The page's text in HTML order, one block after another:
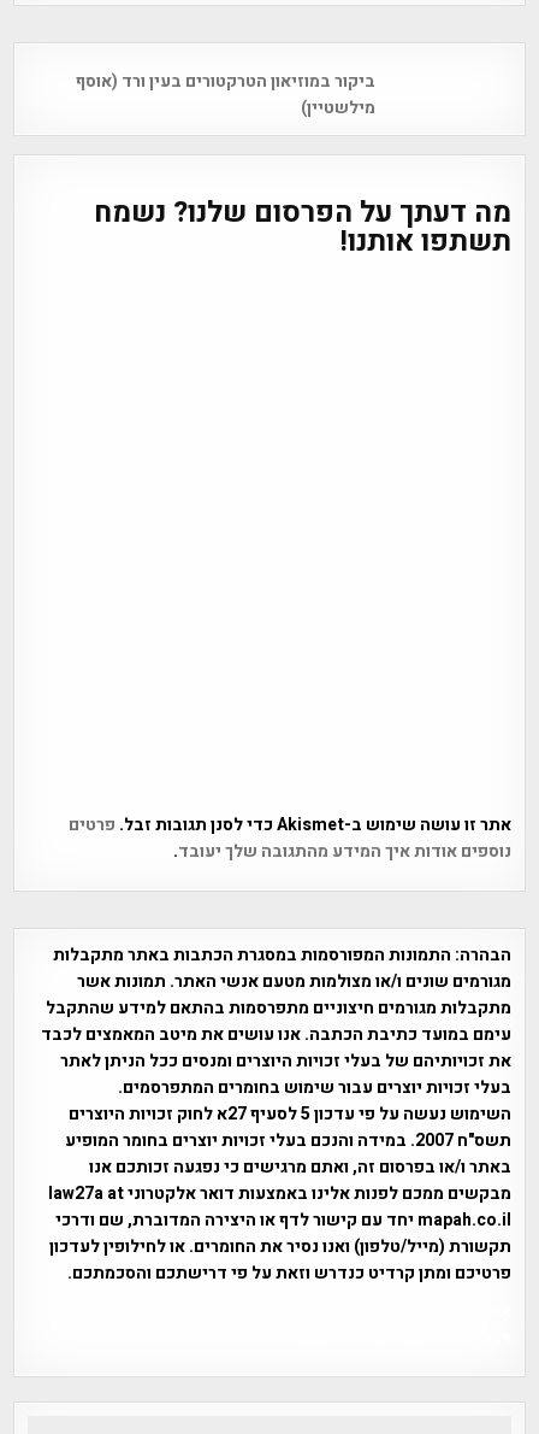
navigationביקור במוזיאון הטרקטורים בעין ורד (אוסף
מילשטיין)
מה דעתך על הפרסום שלנו? נשמח
תשתפו אותנו!
אתר זו עושה שימוש ב-Akismet כדי לסנן תגובות זבל.
פרטים
נוספים אודות איך המידע מהתגובה שלך יעובד.
הבהרה: התמונות המפורסמות במסגרת הכתבות באתר מתקבלות
מגורמים שונים ו/או מצולמות מטעם אנשי האתר. תמונות אשר
מתקבלות מגורמים חיצוניים מתפרסמות בהתאם למידע שהתקבל
עימם במועד כתיבת הכתבה. אנו עושים את מיטב המאמצים לכבד
את זכויותיהם של בעלי זכויות היוצרים ומנסים ככל הניתן לאתר
בעלי זכויות יוצרים עבור שימוש בחומרים המתפרסמים.
השימוש נעשה על פי עדכון 5 לסעיף 27א לחוק זכויות היוצרים
תשס"ח 2007. במידה והנכם בעלי זכויות יוצרים בחומר המופיע
באתר ו/או בפרסום זה, ואתם מרגישים כי נפגעה זכותכם אנו
מבקשים ממכם לפנות אלינו באמצעות דואר אלקטרוני law27a at
mapah.co.il יחד עם קישור לדף או היצירה המדוברת, שם ודרכי
תקשורת (מייל/טלפון) ואנו נסיר את החומרים. או לחילופין לעדכון
פרטיכם ומתן קרדיט כנדרש וזאת על פי דרישתכם והסכמתכם.